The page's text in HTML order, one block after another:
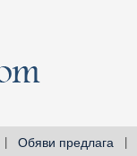
Обяви предлага